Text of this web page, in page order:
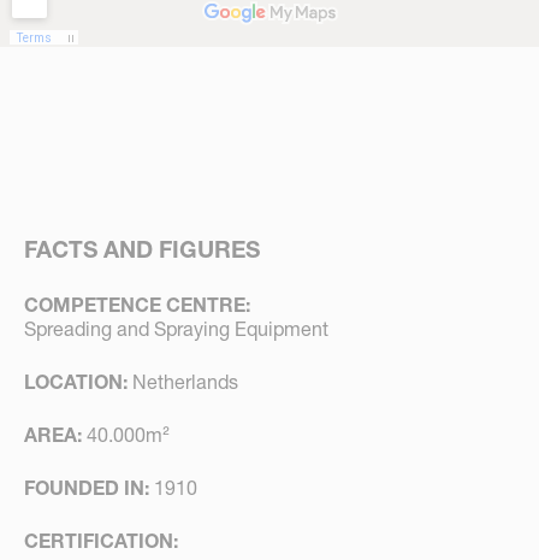
FACTS AND FIGURES
COMPETENCE CENTRE:
Spreading and Spraying Equipment
LOCATION: Netherlands
AREA: 40.000m²
FOUNDED IN: 1910
CERTIFICATION: